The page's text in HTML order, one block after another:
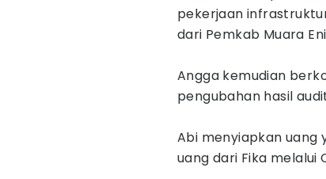
pekerjaan
dari Pemkab Muara
Angga kemudian
pengubahan hasil
Abi menyiapkan uang
uang dari Fika melalui